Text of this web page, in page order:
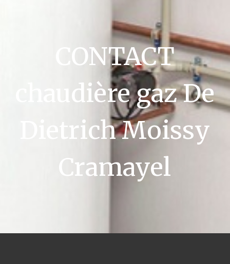
CONTACT
chaudière gaz De
Dietrich Moissy
Cramayel